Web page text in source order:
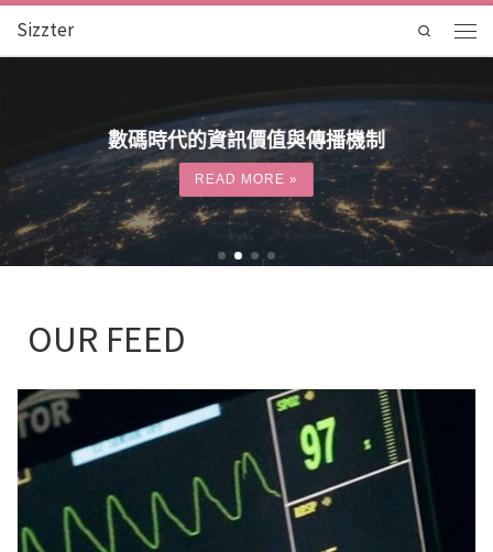
Skip to content
Sizzter
Search
數碼時代的資訊價值與傳播機制
READ MORE »
OUR FEED